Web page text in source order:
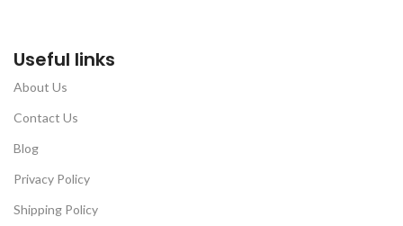
Useful links
About Us
Contact Us
Blog
Privacy Policy
Shipping Policy